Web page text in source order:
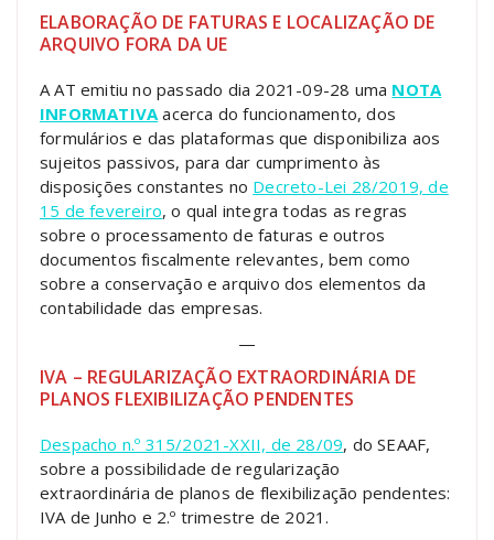
ELABORAÇÃO DE FATURAS E LOCALIZAÇÃO DE
ARQUIVO FORA DA UE
A AT emitiu no passado dia 2021-09-28 uma NOTA
INFORMATIVAacerca do funcionamento, dos
formulários e das plataformas que disponibiliza aos
sujeitos passivos, para dar cumprimento às
disposições constantes no Decreto-Lei 28/2019, de
15 de fevereiro, o qual integra todas as regras
sobre o processamento de faturas e outros
documentos fiscalmente relevantes, bem como
sobre a conservação e arquivo dos elementos da
contabilidade das empresas.
—
IVA – REGULARIZAÇÃO EXTRAORDINÁRIA DE
PLANOS FLEXIBILIZAÇÃO PENDENTES
Despacho n.º 315/2021-XXII, de 28/09, do SEAAF,
sobre a possibilidade de regularização
extraordinária de planos de flexibilização pendentes:
IVA de Junho e 2.º trimestre de 2021.